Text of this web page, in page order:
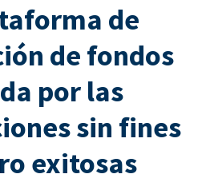
de
de fondos
por las
sin fines
exitosas